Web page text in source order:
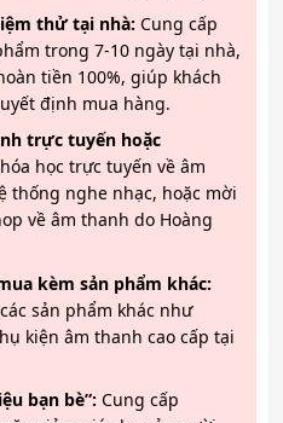
thử tại nhà: Cung cấp
trong 7-10 ngày tại nhà,
tiền 100%, giúp khách
định mua hàng.
trực tuyến hoặc
học trực tuyến về âm
thống nghe nhạc, hoặc mời
về âm thanh do Hoàng
kèm sản phẩm khác:
sản phẩm khác như
kiện âm thanh cao cấp tại
bạn bè”: Cung cấp